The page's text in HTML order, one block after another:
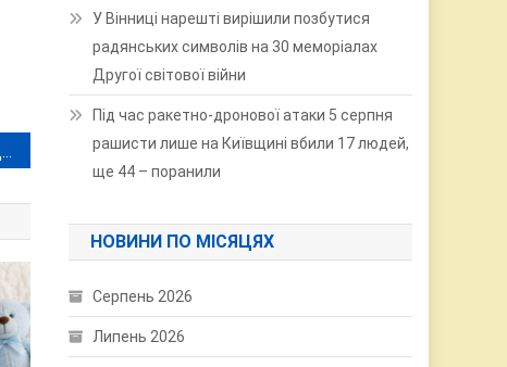
У Вінниці нарешті вирішили позбутися
радянських символів на 30 меморіалах
Другої світової війни
Під час ракетно-дронової атаки 5 серпня
рашисти лише на Київщині вбили 17 людей,
ще 44 – поранили
НОВИНИ ПО МІСЯЦЯХ
Серпень 2026
Липень 2026